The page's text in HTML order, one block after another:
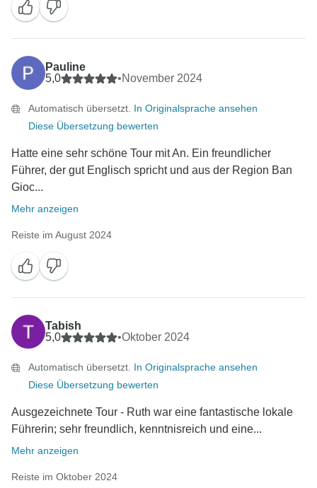
Pauline
5,0
•November 2024
Automatisch übersetzt. In Originalsprache ansehen
Diese Übersetzung bewerten
Hatte eine sehr schöne Tour mit An. Ein freundlicher
Führer, der gut Englisch spricht und aus der Region Ban
Gioc...
Mehr anzeigen
Reiste im August 2024
Tabish
5,0
•Oktober 2024
Automatisch übersetzt. In Originalsprache ansehen
Diese Übersetzung bewerten
Ausgezeichnete Tour - Ruth war eine fantastische lokale
Führerin; sehr freundlich, kenntnisreich und eine...
Mehr anzeigen
Reiste im Oktober 2024